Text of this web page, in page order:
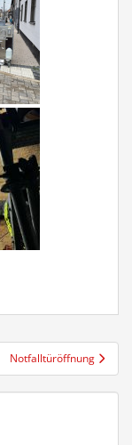
Notfalltüröffnung